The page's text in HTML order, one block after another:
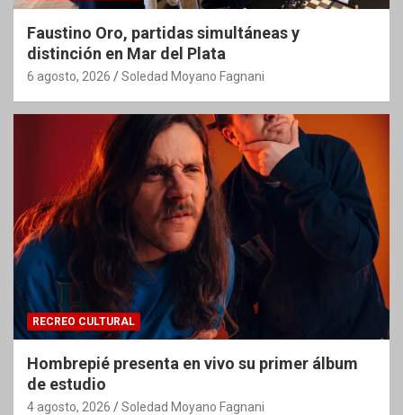
Faustino Oro, partidas simultáneas y
distinción en Mar del Plata
6 agosto, 2026 Soledad Moyano Fagnani
RECREO CULTURAL
Hombrepié presenta en vivo su primer álbum
de estudio
4 agosto, 2026 Soledad Moyano Fagnani